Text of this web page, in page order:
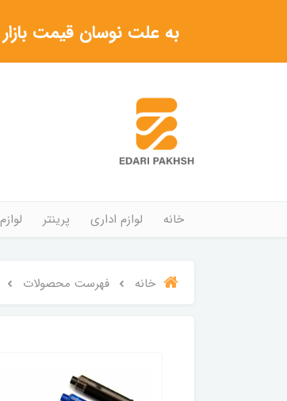
به علت نوسان قیمت بازار قبل از نهایی
خانه لوازم اداری پرینتر
خانه فهرست محصولات